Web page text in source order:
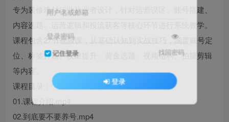
专为装修建材行业从业者设计，针对运营误区、账号搭建、
内容选题、运营逻辑和投流获客等核心环节进行系统教学。
课程包含27节视频课，从基础认知到实战技巧，涵盖账号定
位、标签打造、权重提升、黄金选题、视频结构、拍摄剪辑
等内容。
课程目录：
01.课程介绍.mp4
02.到底要不要养号.mp4
用户名或邮箱
登录密码
记住登录 找回密码
登录